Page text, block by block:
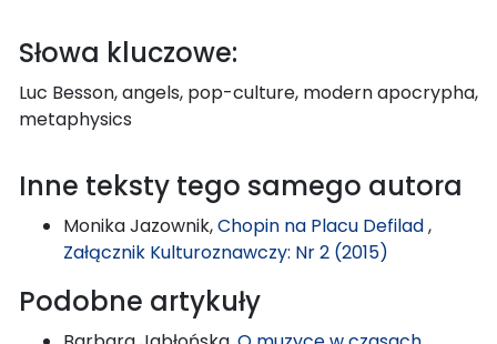
Słowa kluczowe:
Luc Besson, angels, pop-culture, modern apocrypha,
metaphysics
Inne teksty tego samego autora
Monika Jazownik,Chopin na Placu Defilad,
Załącznik Kulturoznawczy: Nr 2 (2015)
Podobne artykuły